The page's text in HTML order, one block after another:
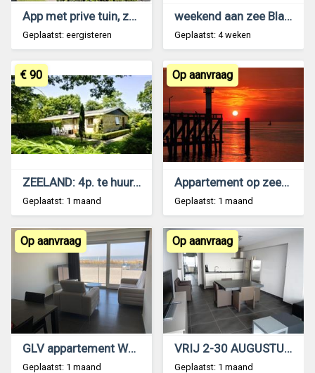
App met prive tuin, zwembad en dakterras
Geplaatst: eergisteren
weekend aan zee Blankenberge zeedijk 207 gv
Geplaatst: 4 weken
ZEELAND: 4p. te huur, LastMin 11-19 juli
Geplaatst: 1 maand
€ 90
Appartement op zeedijk te Blankenberge
Geplaatst: 1 maand
Op aanvraag
GLV appartement Westende vrij 26 juli - 9 aug
Geplaatst: 1 maand
Op aanvraag
VRIJ 2-30 AUGUSTUS appartement zeezicht Westende
Geplaatst: 1 maand
Op aanvraag